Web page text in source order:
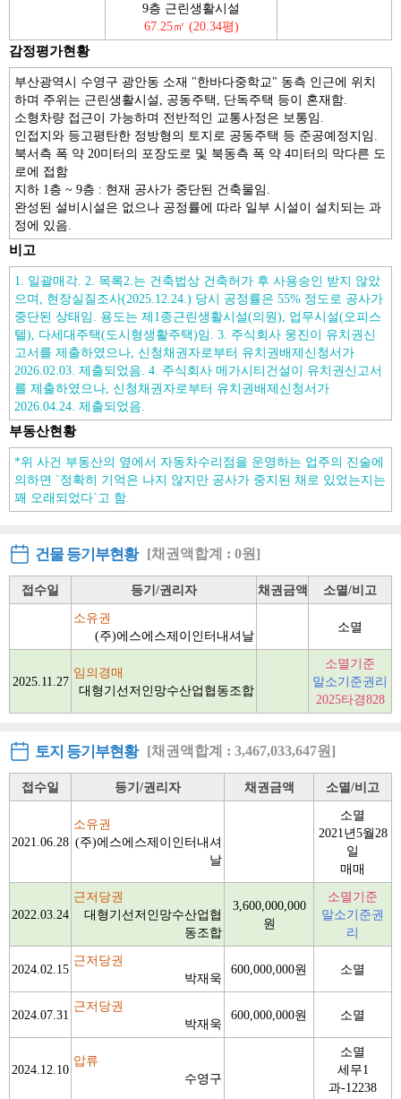
9층 근린생활시설
67.25㎡ (20.34평)
감정평가현황
부산광역시 수영구 광안동 소재 "한바다중학교" 동측 인근에 위치
하며 주위는 근린생활시설, 공동주택, 단독주택 등이 혼재함.
소형차량 접근이 가능하며 전반적인 교통사정은 보통임.
인접지와 등고평탄한 정방형의 토지로 공동주택 등 준공예정지임.
북서측 폭 약 20미터의 포장도로 및 북동측 폭 약 4미터의 막다른 도
로에 접함
지하 1층 ~ 9층 : 현재 공사가 중단된 건축물임.
완성된 설비시설은 없으나 공정률에 따라 일부 시설이 설치되는 과
정에 있음.
비고
1. 일괄매각. 2. 목록2.는 건축법상 건축허가 후 사용승인 받지 않았
으며, 현장실질조사(2025.12.24.) 당시 공정률은 55% 정도로 공사가
중단된 상태임. 용도는 제1종근린생활시설(의원), 업무시설(오피스
텔), 다세대주택(도시형생활주택)임. 3. 주식회사 웅진이 유치권신
고서를 제출하였으나, 신청채권자로부터 유치권배제신청서가
2026.02.03. 제출되었음. 4. 주식회사 메가시티건설이 유치권신고서
를 제출하였으나, 신청채권자로부터 유치권배제신청서가
2026.04.24. 제출되었음.
부동산현황
*위 사건 부동산의 옆에서 자동차수리점을 운영하는 업주의 진술에
의하면 `정확히 기억은 나지 않지만 공사가 중지된 채로 있었는지는
꽤 오래되었다`고 함.
건물 등기부현황 [채권액합계 : 0원]
접수일 등기/권리자 채권금액
소멸/비고
소유권
(주)에스에스제이인터내셔날
소멸
2025.11.27
임의경매
대형기선저인망수산업협동조합
소멸기준
말소기준권리
2025타경828
토지 등기부현황 [채권액합계 : 3,467,033,647원]
접수일 등기/권리자 채권금액 소멸/비고
2021.06.28
소유권
(주)에스에스제이인터내셔
날
소멸
2021년5월28
일
매매
2022.03.24
근저당권
대형기선저인망수산업협
동조합
3,600,000,000
원
소멸기준
말소기준권
리
2024.02.15
근저당권
박재욱
600,000,000원 소멸
2024.07.31
근저당권
박재욱
600,000,000원 소멸
2024.12.10
압류
수영구
소멸
세무1
과-12238